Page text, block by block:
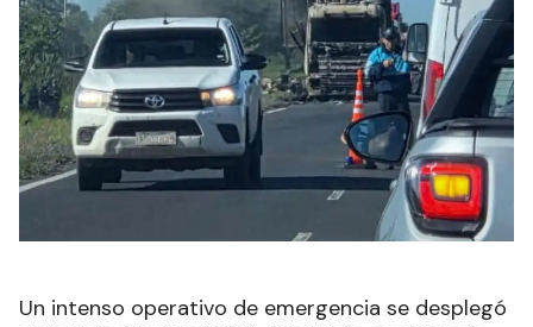
Un intenso operativo de emergencia se desplegó